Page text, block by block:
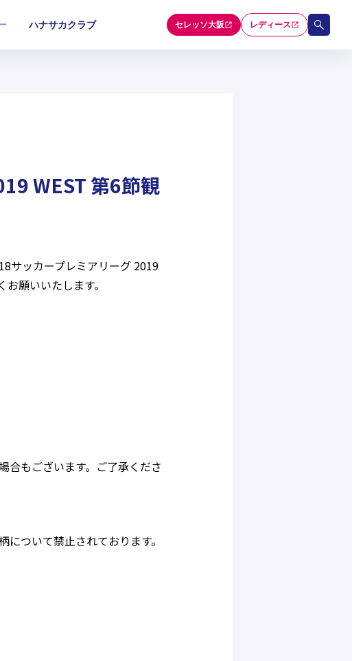
ハナサカクラブ セレッソ大阪 レディース
WEST 第6節観
サッカープレミアリーグ 2019
願いいたします。
合もございます。ご了承くださ
ついて禁止されております。